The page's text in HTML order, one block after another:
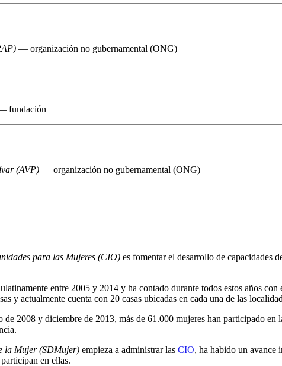
— organización no gubernamental (ONG)
fundación
(AVP) — organización no gubernamental (ONG)
para las Mujeres (CIO) es fomentar el desarrollo de capacidades
entre 2005 y 2014 y ha contado durante todos estos años con
y actualmente cuenta con 20 casas ubicadas en cada una de las
2008 y diciembre de 2013, más de 61.000 mujeres han participado en
la Mujer (SDMujer) empieza a administrar las CIO, ha habido un avance
en ellas.